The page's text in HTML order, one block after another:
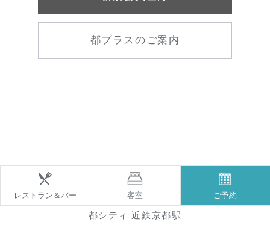
都プラスのご案内
レストラン＆バー 客室 ご予約
都シティ 近鉄京都駅